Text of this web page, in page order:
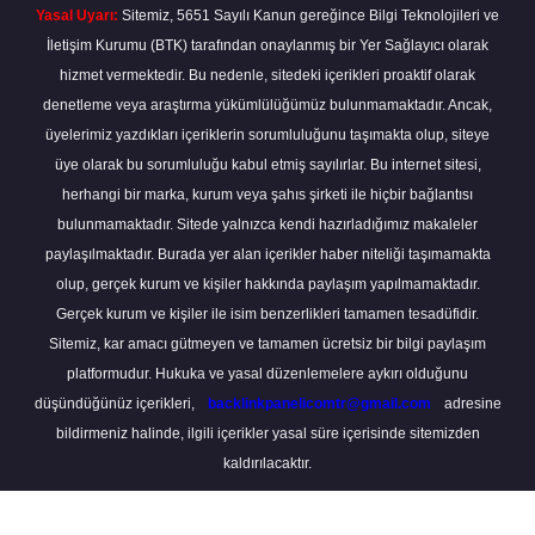
Yasal Uyarı: Sitemiz, 5651 Sayılı Kanun gereğince Bilgi Teknolojileri ve
İletişim Kurumu (BTK) tarafından onaylanmış bir Yer Sağlayıcı olarak
hizmet vermektedir. Bu nedenle, sitedeki içerikleri proaktif olarak
denetleme veya araştırma yükümlülüğümüz bulunmamaktadır. Ancak,
üyelerimiz yazdıkları içeriklerin sorumluluğunu taşımakta olup, siteye
üye olarak bu sorumluluğu kabul etmiş sayılırlar. Bu internet sitesi,
herhangi bir marka, kurum veya şahıs şirketi ile hiçbir bağlantısı
bulunmamaktadır. Sitede yalnızca kendi hazırladığımız makaleler
paylaşılmaktadır. Burada yer alan içerikler haber niteliği taşımamakta
olup, gerçek kurum ve kişiler hakkında paylaşım yapılmamaktadır.
Gerçek kurum ve kişiler ile isim benzerlikleri tamamen tesadüfidir.
Sitemiz, kar amacı gütmeyen ve tamamen ücretsiz bir bilgi paylaşım
platformudur. Hukuka ve yasal düzenlemelere aykırı olduğunu
düşündüğünüz içerikleri,
backlinkpanelicomtr@gmail.com
adresine
bildirmeniz halinde, ilgili içerikler yasal süre içerisinde sitemizden
kaldırılacaktır.